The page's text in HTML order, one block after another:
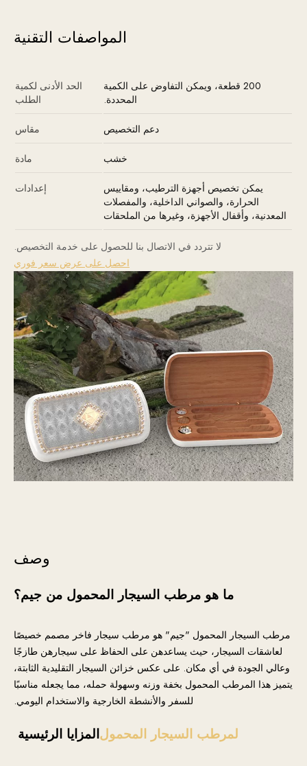
المواصفات التقنية
الحد الأدنى لكمية
الطلب
200 قطعة، ويمكن التفاوض على الكمية
المحددة.
مقاس دعم التخصيص
مادة خشب
إعدادات
يمكن تخصيص أجهزة الترطيب، ومقاييس
الحرارة، والصواني الداخلية، والمفصلات
المعدنية، وأقفال الأجهزة، وغيرها من الملحقات
لا تتردد في الاتصال بنا للحصول على خدمة التخصيص.
احصل على عرض سعر فوري
وصف
ما هو مرطب السيجار المحمول من جيم؟
مرطب السيجار المحمول "جيم" هو مرطب سيجار فاخر مصمم خصيصًا
لعاشقات السيجار، حيث يساعدهن على الحفاظ على سيجارهن طازجًا
وعالي الجودة في أي مكان. على عكس خزائن السيجار التقليدية الثابتة،
يتميز هذا المرطب المحمول بخفة وزنه وسهولة حمله، مما يجعله مناسبًا
للسفر والأنشطة الخارجية والاستخدام اليومي.
المزايا الرئيسيةلمرطب السيجار المحمول